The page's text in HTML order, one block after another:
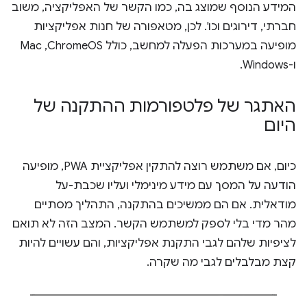
המידע הנוסף שמוצג בה, כמו הקשר של האפליקציה, משוב
חברתי, דירוגים וכו'. לכן, מטאפורה של חנות אפליקציות
מופיעה במערכות הפעלה למחשב, כולל ChromeOS,‏ Mac
ו-Windows.
האתגר של פלטפורמות ההתקנה של
היום
כיום, אם משתמש רוצה להתקין אפליקציית PWA, מופיעה
הודעה על המסך עם מידע מינימלי ועליו שכבת-על
מודאלית. אם הם ממשיכים בהתקנה, התהליך מסתיים
מהר מדי בלי לספק למשתמש הקשר. המצב הזה לא תואם
לציפיות שלהם לגבי התקנת אפליקציות, והם עשויים להיות
קצת מבלבלים לגבי מה שקרה.